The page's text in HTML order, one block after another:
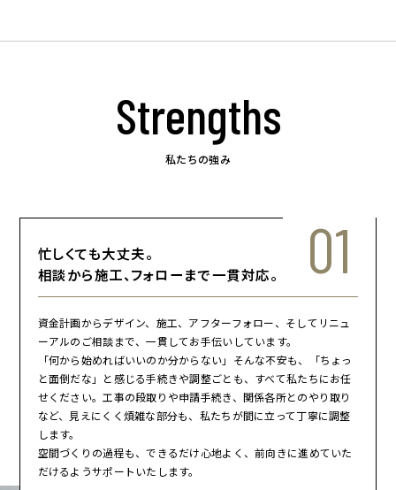
Strengths
私たちの強み
01
忙しくても大丈夫。
相談から施工、フォローまで一貫対応。
資金計画からデザイン、施工、アフターフォロー、そしてリニュ
ーアルのご相談まで、一貫してお手伝いしています。
「何から始めればいいのか分からない」そんな不安も、「ちょっ
と面倒だな」と感じる手続きや調整ごとも、すべて私たちにお任
せください。工事の段取りや申請手続き、関係各所とのやり取り
など、見えにくく煩雑な部分も、私たちが間に立って丁寧に調整
します。
空間づくりの過程も、できるだけ心地よく、前向きに進めていた
だけるようサポートいたします。